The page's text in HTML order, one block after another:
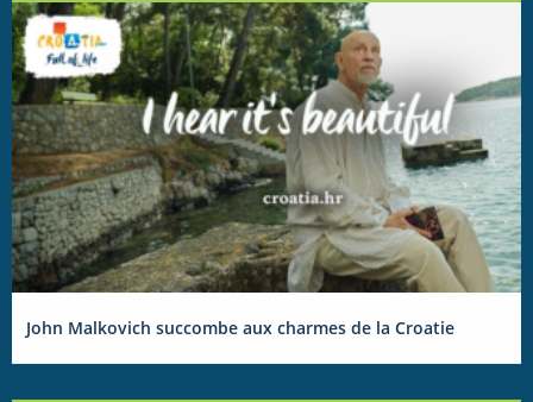
John Malkovich succombe aux charmes de la Croatie